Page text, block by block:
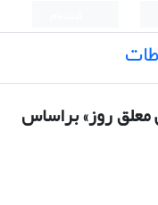
معلق روز» براساس